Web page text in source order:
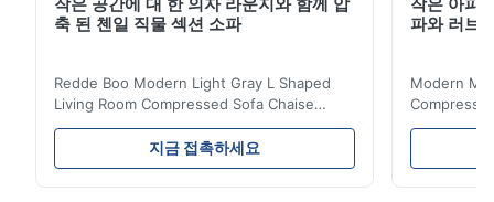
축 된 첸일 직물 섹션 소파
Redde Boo Modern Light Gray L Shaped
Living Room Compressed Sofa Chaise
Lounge Product Overview High resilience
soft sectional sofa designed for small
spaces, featuring a contemporary light gray
지금 접촉하세요
파와 러브
Modern
Room